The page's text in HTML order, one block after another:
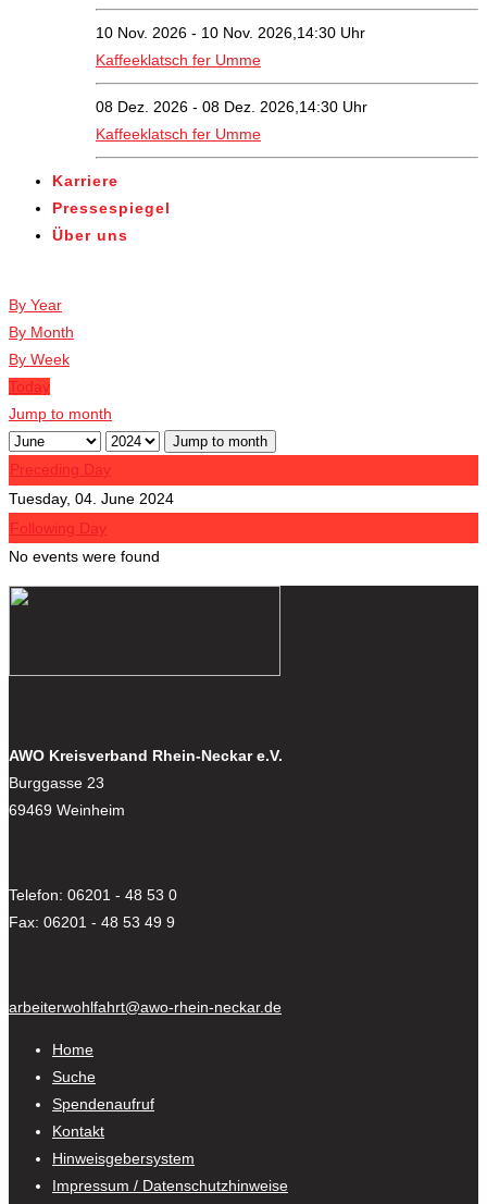
10 Nov. 2026 - 10 Nov. 2026,14:30 Uhr
Kaffeeklatsch fer Umme
08 Dez. 2026 - 08 Dez. 2026,14:30 Uhr
Kaffeeklatsch fer Umme
Karriere
Pressespiegel
Über uns
By Year
By Month
By Week
Today
Jump to month
Jump to month
Preceding Day
Tuesday, 04. June 2024
Following Day
No events were found
AWO Kreisverband Rhein-Neckar e.V.
Burggasse 23
69469 Weinheim
Telefon: 06201 - 48 53 0
Fax: 06201 - 48 53 49 9
arbeiterwohlfahrt@awo-rhein-neckar.de
Home
Suche
Spendenaufruf
Kontakt
Hinweisgebersystem
Impressum / Datenschutzhinweise